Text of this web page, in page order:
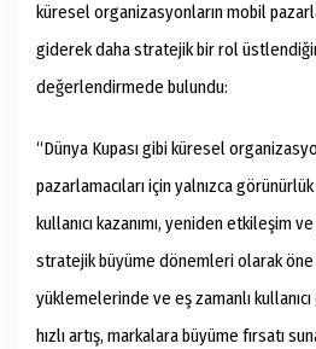
küresel organizasyonların mobil
giderek daha stratejik bir rol
değerlendirmede bulundu:
“Dünya Kupası gibi küresel
pazarlamacıları için yalnızca
kullanıcı kazanımı, yeniden etkileşim ve
stratejik büyüme dönemleri olarak öne
yüklemelerinde ve eş zamanlı
hızlı artış, markalara büyüme fırsatı